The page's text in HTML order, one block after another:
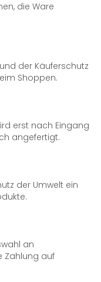
die Ware
der Käuferschutz
Shoppen.
erst nach Eingang
angefertigt.
der Umwelt ein
an
Zahlung auf